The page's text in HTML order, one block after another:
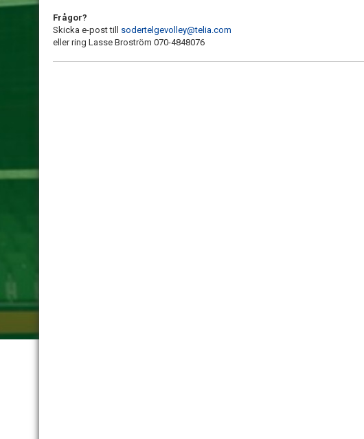
Frågor?
Skicka e-post till sodertelgevolley@telia.com
eller ring Lasse Broström 070-4848076